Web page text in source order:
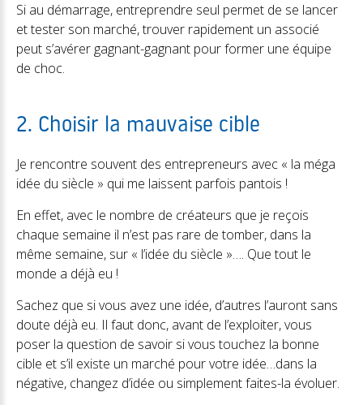
Si au démarrage, entreprendre seul permet de se lancer
et tester son marché, trouver rapidement un associé
peut s’avérer gagnant-gagnant pour former une équipe
de choc.
2. Choisir la mauvaise cible
Je rencontre souvent des entrepreneurs avec « la méga
idée du siècle » qui me laissent parfois pantois !
En effet, avec le nombre de créateurs que je reçois
chaque semaine il n’est pas rare de tomber, dans la
même semaine, sur « l’idée du siècle »…. Que tout le
monde a déjà eu !
Sachez que si vous avez une idée, d’autres l’auront sans
doute déjà eu. Il faut donc, avant de l’exploiter, vous
poser la question de savoir si vous touchez la bonne
cible et s’il existe un marché pour votre idée…dans la
négative, changez d’idée ou simplement faites-la évoluer.